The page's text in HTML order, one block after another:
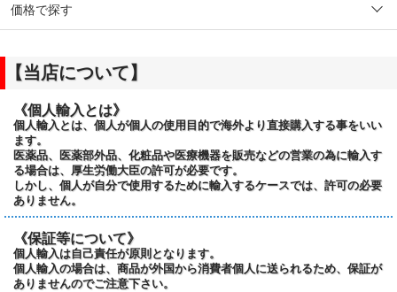
価格で探す
【当店について】
《個人輸入とは》
個人輸入とは、個人が個人の使用目的で海外より直接購入する事をいい
ます。
医薬品、医薬部外品、化粧品や医療機器を販売などの営業の為に輸入す
る場合は、厚生労働大臣の許可が必要です。
しかし、個人が自分で使用するために輸入するケースでは、許可の必要
ありません。
《保証等について》
個人輸入は自己責任が原則となります。
個人輸入の場合は、商品が外国から消費者個人に送られるため、保証が
ありませんのでご注意下さい。